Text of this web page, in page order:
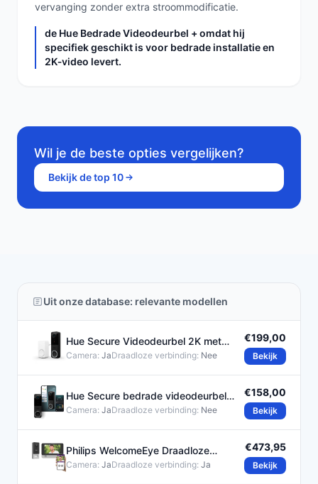
vervanging zonder extra stroommodificatie.
de Hue Bedrade Videodeurbel + omdat hij
specifiek geschikt is voor bedrade installatie en
2K‑video levert.
Wil je de beste opties vergelijken?
Bekijk de top 10
Uit onze database: relevante modellen
Hue Secure Videodeurbel 2K met
Tweerichtingsaudio
Camera: JaDraadloze verbinding: Nee
€199,00
Bekijk
Hue Secure bedrade videodeurbel
2K-video en
Camera: JaDraadloze verbinding: Nee
€158,00
Bekijk
Philips WelcomeEye Draadloze
Videodeurbel met Smartphone
Camera: JaDraadloze verbinding: Ja
€473,95
Bekijk